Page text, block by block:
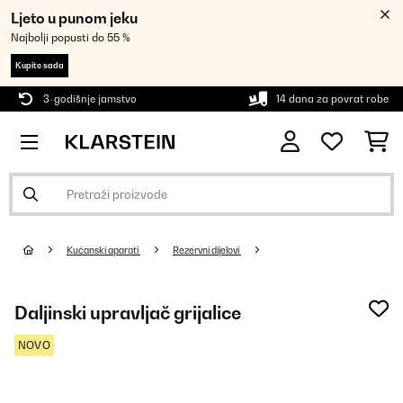
Ljeto u punom jeku
Najbolji popusti do 55 %
Kupite sada
3-godišnje jamstvo 14 dana za povrat robe
Kućanski aparati Rezervni dijelovi
Daljinski upravljač grijalice
NOVO